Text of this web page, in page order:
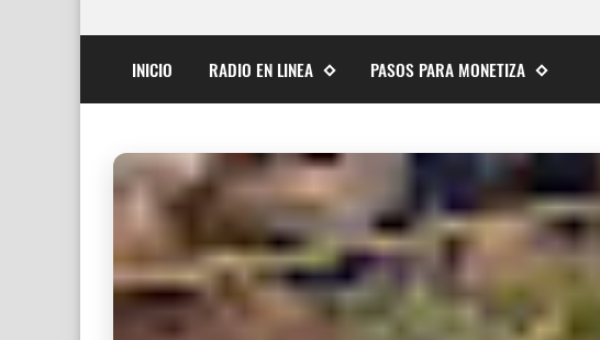
INICIO RADIO EN LINEA PASOS PARA MONETIZA